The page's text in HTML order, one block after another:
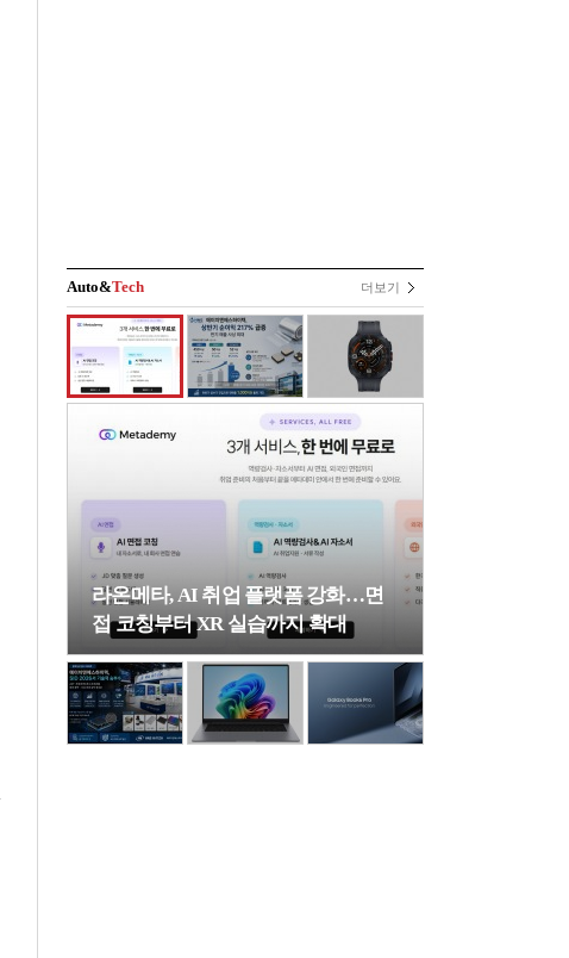
Auto&Tech 더보기
라온메타, AI 취업 플랫폼 강화…면
접 코칭부터 XR 실습까지 확대